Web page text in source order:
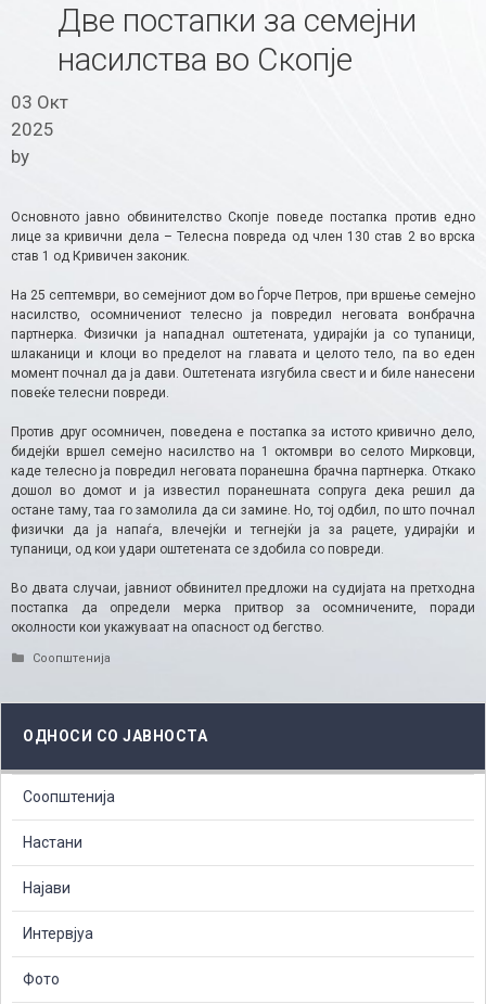
Две постапки за семејни
насилства во Скопје
03 Окт
2025
by
Основното јавно обвинителство Скопје поведе постапка против едно
лице за кривични дела – Телесна повреда од член 130 став 2 во врска
став 1 од Кривичен законик.
На 25 септември, во семејниот дом во Ѓорче Петров, при вршење семејно
насилство, осомничениот телесно ја повредил неговата вонбрачна
партнерка. Физички ја нападнал оштетената, удирајќи ја со тупаници,
шлаканици и клоци во пределот на главата и целото тело, па во еден
момент почнал да ја дави. Оштетената изгубила свест и и биле нанесени
повеќе телесни повреди.
Против друг осомничен, поведена е постапка за истото кривично дело,
бидејќи вршел семејно насилство на 1 октомври во селото Мирковци,
каде телесно ја повредил неговата поранешна брачна партнерка. Откако
дошол во домот и ја известил поранешната сопруга дека решил да
остане таму, таа го замолила да си замине. Но, тој одбил, по што почнал
физички да ја напаѓа, влечејќи и тегнејќи ја за рацете, удирајќи и
тупаници, од кои удари оштетената се здобила со повреди.
Во двата случаи, јавниот обвинител предложи на судијата на претходна
постапка да определи мерка притвор за осомничените, поради
околности кои укажуваат на опасност од бегство.
Categories
Соопштенија
ОДНОСИ СО ЈАВНОСТА
Соопштенија
Настани
Најави
Интервјуа
Фото